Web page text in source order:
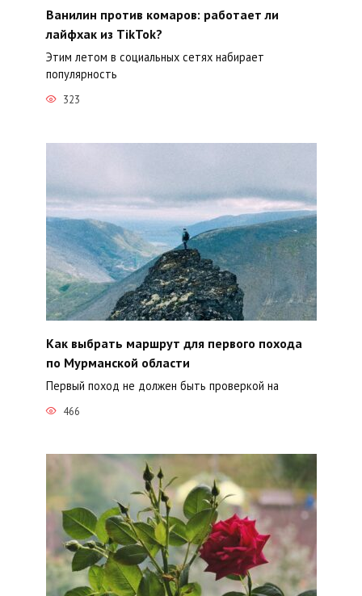
Ванилин против комаров: работает ли
лайфхак из TikTok?
Этим летом в социальных сетях набирает
популярность
323
Как выбрать маршрут для первого похода
по Мурманской области
Первый поход не должен быть проверкой на
466